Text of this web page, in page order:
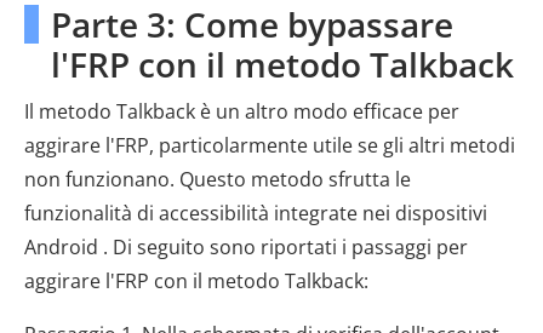
Parte 3: Come bypassare
l'FRP con il metodo Talkback
Il metodo Talkback è un altro modo efficace per
aggirare l'FRP, particolarmente utile se gli altri metodi
non funzionano. Questo metodo sfrutta le
funzionalità di accessibilità integrate nei dispositivi
Android . Di seguito sono riportati i passaggi per
aggirare l'FRP con il metodo Talkback: